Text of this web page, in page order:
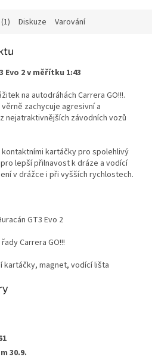
Diskuze Varování
Evo 2 v měřítku 1:43
na autodráhách Carrera GO!!!.
zachycuje agresivní a
nejatraktivnějších závodních vozů
kartáčky pro spolehlivý
lepší přilnavost k dráze a vodící
v drážce i při vyšších rychlostech.
GT3 Evo 2
Carrera GO!!!
kartáčky, magnet, vodící lišta
30.9.